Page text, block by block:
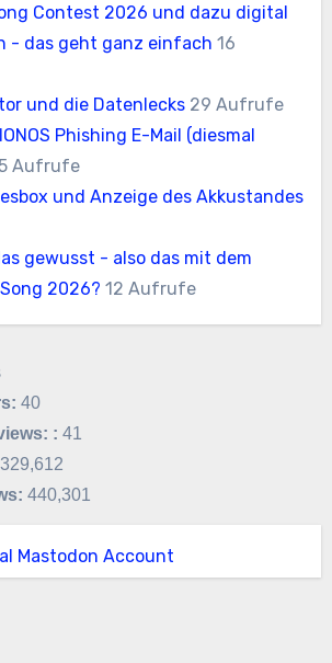
Contest 2026 und dazu digital
- das geht ganz einfach 16
und die Datenlecks 29 Aufrufe
Phishing E-Mail (diesmal
Aufrufe
und Anzeige des Akkustandes
gewusst - also das mit dem
2026? 12 Aufrufe
40
:41
329,612
440,301
Mastodon Account